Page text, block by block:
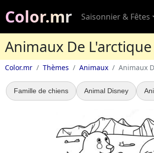
Color.mr Saisonnier & Fêtes
Animaux De
Color.mr Thèmes Animaux Animaux
Famille de chiens Animal Disney